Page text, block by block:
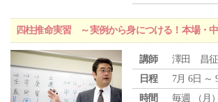
四柱推命実習 ～実例から身につける！本場・
講師
澤田 昌征
日程
7月 6日 ～
時間
毎週 （ 月